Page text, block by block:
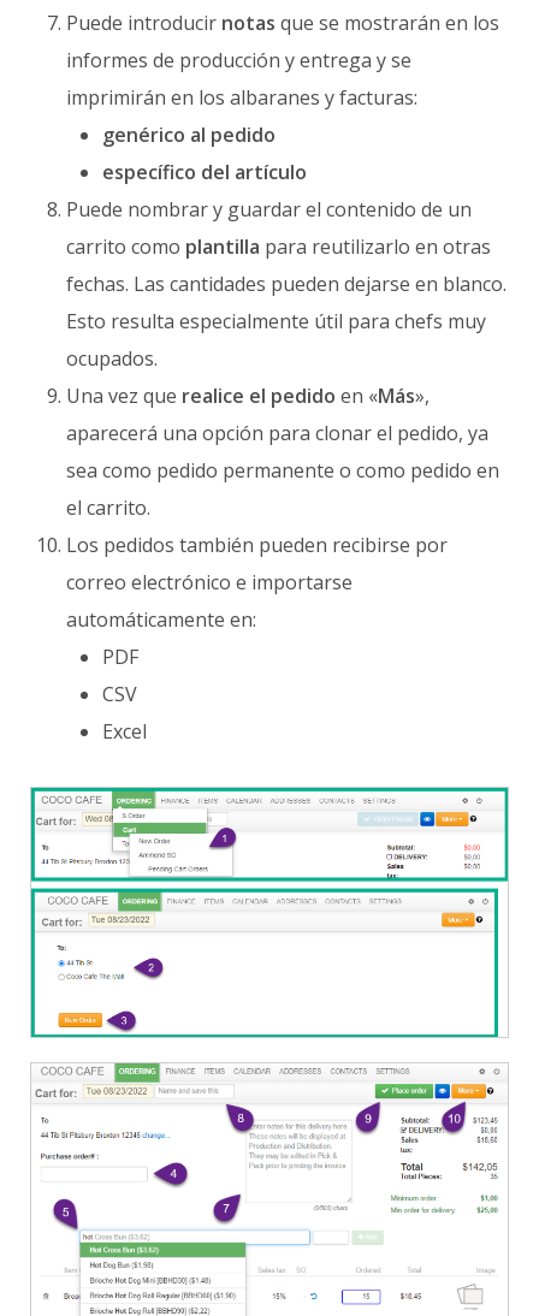
Puede introducir notas que se mostrarán en los
informes de producción y entrega y se
imprimirán en los albaranes y facturas:
genérico al pedido
específico del artículo
Puede nombrar y guardar el contenido de un
carrito como plantilla para reutilizarlo en otras
fechas. Las cantidades pueden dejarse en blanco.
Esto resulta especialmente útil para chefs muy
ocupados.
Una vez que realice el pedido en «Más»,
aparecerá una opción para clonar el pedido, ya
sea como pedido permanente o como pedido en
el carrito.
Los pedidos también pueden recibirse por
correo electrónico e importarse
automáticamente en:
PDF
CSV
Excel